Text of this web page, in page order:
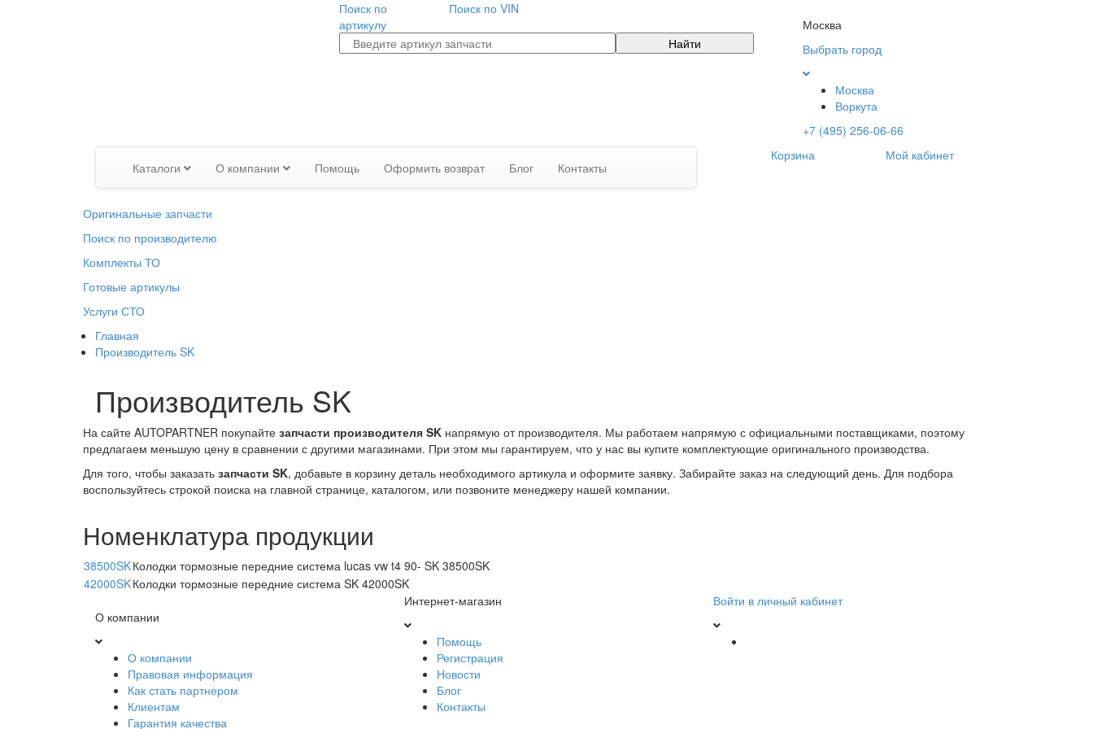
Поиск по
артикулу
Поиск по VIN
Найти
Москва
Выбрать город
Москва
Воркута
+7 (495) 256-06-66
Каталоги О компании Помощь Оформить возврат Блог Контакты
Корзина Мой кабинет
Оригинальные запчасти
Поиск по производителю
Комплекты ТО
Готовые артикулы
Услуги СТО
Главная
Производитель SK
Производитель SK
На сайте AUTOPARTNER покупайте запчасти производителя SK напрямую от производителя. Мы работаем напрямую с официальными поставщиками, поэтому
предлагаем меньшую цену в сравнении с другими магазинами. При этом мы гарантируем, что у нас вы купите комплектующие оригинального производства.
Для того, чтобы заказать запчасти SK, добавьте в корзину деталь необходимого артикула и оформите заявку. Забирайте заказ на следующий день. Для подбора
воспользуйтесь строкой поиска на главной странице, каталогом, или позвоните менеджеру нашей компании.
Номенклатура продукции
38500SKКолодки тормозные передние система lucas vw t4 90- SK 38500SK
42000SKКолодки тормозные передние система SK 42000SK
О компании
О компании
Правовая информация
Как стать партнером
Клиентам
Гарантия качества
Интернет-магазин
Помощь
Регистрация
Новости
Блог
Контакты
Войти в личный кабинет